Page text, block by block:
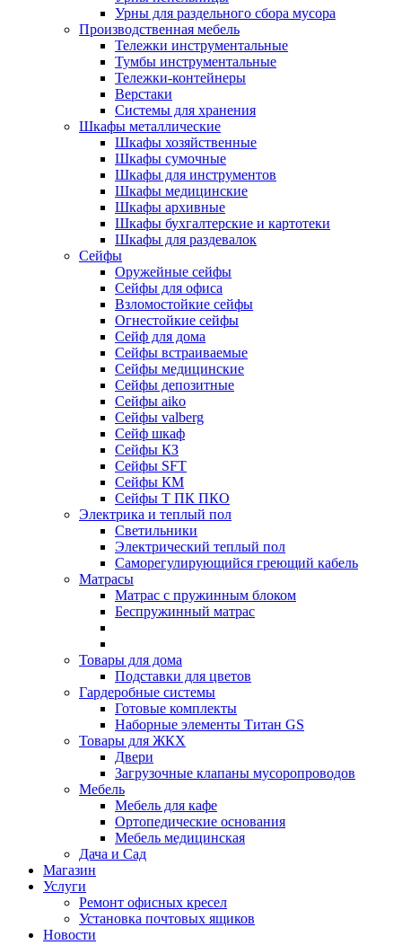
Урны для раздельного сбора мусора
Производственная мебель
Тележки инструментальные
Тумбы инструментальные
Тележки-контейнеры
Верстаки
Системы для хранения
Шкафы металлические
Шкафы хозяйственные
Шкафы сумочные
Шкафы для инструментов
Шкафы медицинские
Шкафы архивные
Шкафы бухгалтерские и картотеки
Шкафы для раздевалок
Сейфы
Оружейные сейфы
Сейфы для офиса
Взломостойкие сейфы
Огнестойкие сейфы
Cейф для дома
Сейфы встраиваемые
Сейфы медицинские
Сейфы депозитные
Сейфы aiko
Сейфы valberg
Сейф шкаф
Сейфы КЗ
Сейфы SFT
Сейфы КМ
Сейфы Т ПК ПКО
Электрика и теплый пол
Светильники
Электрический теплый пол
Саморегулирующийся греющий кабель
Матрасы
Матрас с пружинным блоком
Беспружинный матрас
Товары для дома
Подставки для цветов
Гардеробные системы
Готовые комплекты
Наборные элементы Титан GS
Товары для ЖКХ
Двери
Загрузочные клапаны мусоропроводов
Мебель
Мебель для кафе
Ортопедические основания
Мебель медицинская
Дача и Сад
Магазин
Услуги
Ремонт офисных кресел
Установка почтовых ящиков
Новости